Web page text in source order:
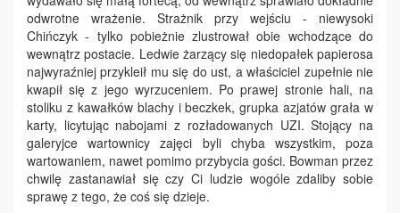
odwrotne wrażenie. Strażnik przy wejściu - niewysoki
Chińczyk - tylko pobieżnie zlustrował obie wchodzące do
wewnątrz postacie. Ledwie żarzący się niedopałek papierosa
najwyraźniej przykleił mu się do ust, a właściciel zupełnie nie
kwapił się z jego wyrzuceniem. Po prawej stronie hali, na
stoliku z kawałków blachy i beczkek, grupka azjatów grała w
karty, licytując nabojami z rozładowanych UZI. Stojący na
galeryjce wartownicy zajęci byli chyba wszystkim, poza
wartowaniem, nawet pomimo przybycia gości. Bowman przez
chwilę zastanawiał się czy Ci ludzie wogóle zdaliby sobie
sprawę z tego, że coś się dzieje.